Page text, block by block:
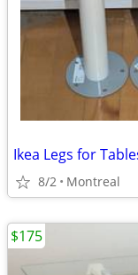
Ikea Legs for
8/2 Montreal
$175